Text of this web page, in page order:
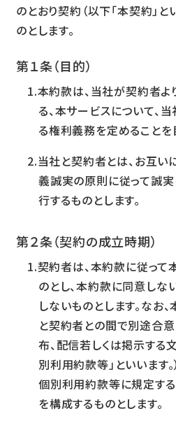
のとおり契約（以下「本契約」と
のとします。
第１条（目的）
本約款は、当社が契約者
る、本サービスについて、
る権利義務を定めることを
当社と契約者とは、お互い
義誠実の原則に従って誠
行するものとします。
第２条（契約の成立時期）
契約者は、本約款に従って
のとし、本約款に同意しな
しないものとします。なお
と契約者との間で別途合
布、配信若しくは掲示する
別利用約款等」といいます
個別利用約款等に規定す
を構成するものとします。